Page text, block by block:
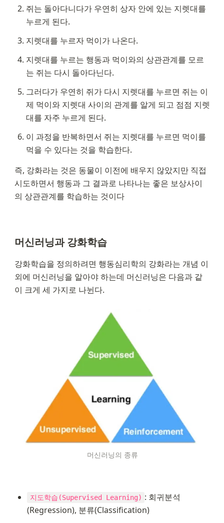
쥐는 돌아다니다가 우연히 상자 안에 있는 지렛대를
누르게 된다.
지렛대를 누르자 먹이가 나온다.
지렛대를 누르는 행동과 먹이와의 상관관계를 모르
는 쥐는 다시 돌아다닌다.
그러다가 우연히 쥐가 다시 지렛대를 누르면 쥐는 이
제 먹이와 지렛대 사이의 관계를 알게 되고 점점 지렛
대를 자주 누르게 된다.
이 과정을 반복하면서 쥐는 지렛대를 누르면 먹이를
먹을 수 있다는 것을 학습한다.
즉, 강화라는 것은 동물이 이전에 배우지 않았지만 직접
시도하면서 행동과 그 결과로 나타나는 좋은 보상사이
의 상관관계를 학습하는 것이다
머신러닝과 강화학습
강화학습을 정의하려면 행동심리학의 강화라는 개념 이
외에 머신러닝을 알아야 하는데 머신러닝은 다음과 같
이 크게 세 가지로 나뉜다.
머신러닝의 종류
지도학습(Supervised Learning) : 회귀분석
(Regression), 분류(Classification)